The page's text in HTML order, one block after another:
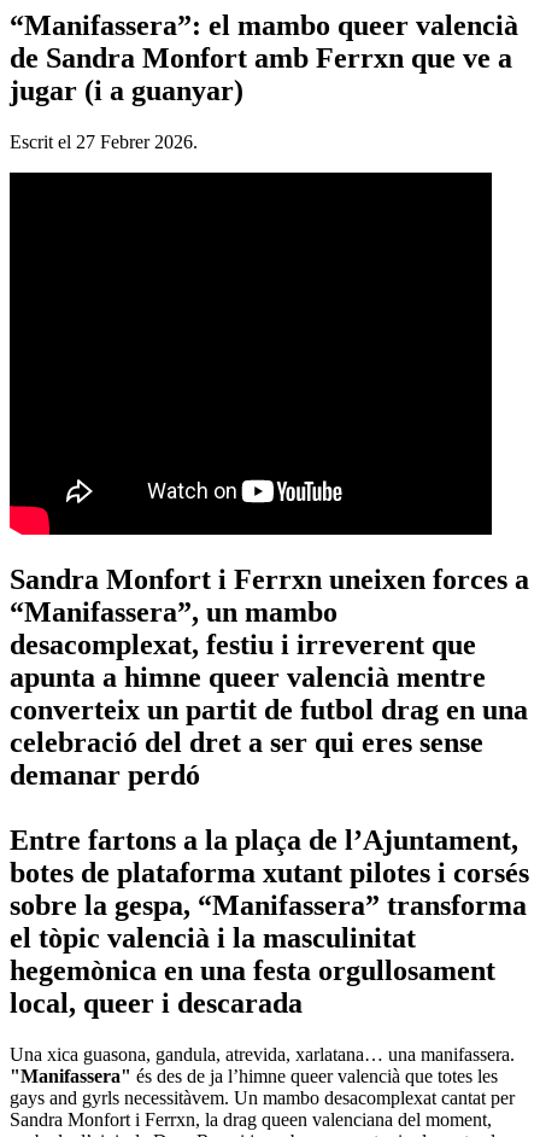
“Manifassera”: el mambo queer valencià
de Sandra Monfort amb Ferrxn que ve a
jugar (i a guanyar)
Escrit el 27 Febrer 2026.
Sandra Monfort i Ferrxn uneixen forces a
“Manifassera”, un mambo
desacomplexat, festiu i irreverent que
apunta a himne queer valencià mentre
converteix un partit de futbol drag en una
celebració del dret a ser qui eres sense
demanar perdó
Entre fartons a la plaça de l’Ajuntament,
botes de plataforma xutant pilotes i corsés
sobre la gespa, “Manifassera” transforma
el tòpic valencià i la masculinitat
hegemònica en una festa orgullosament
local, queer i descarada
Una xica guasona, gandula, atrevida, xarlatana… una manifassera.
"Manifassera" és des de ja l’himne queer valencià que totes les
gays and gyrls necessitàvem. Un mambo desacomplexat cantat per
Sandra Monfort i Ferrxn, la drag queen valenciana del moment,